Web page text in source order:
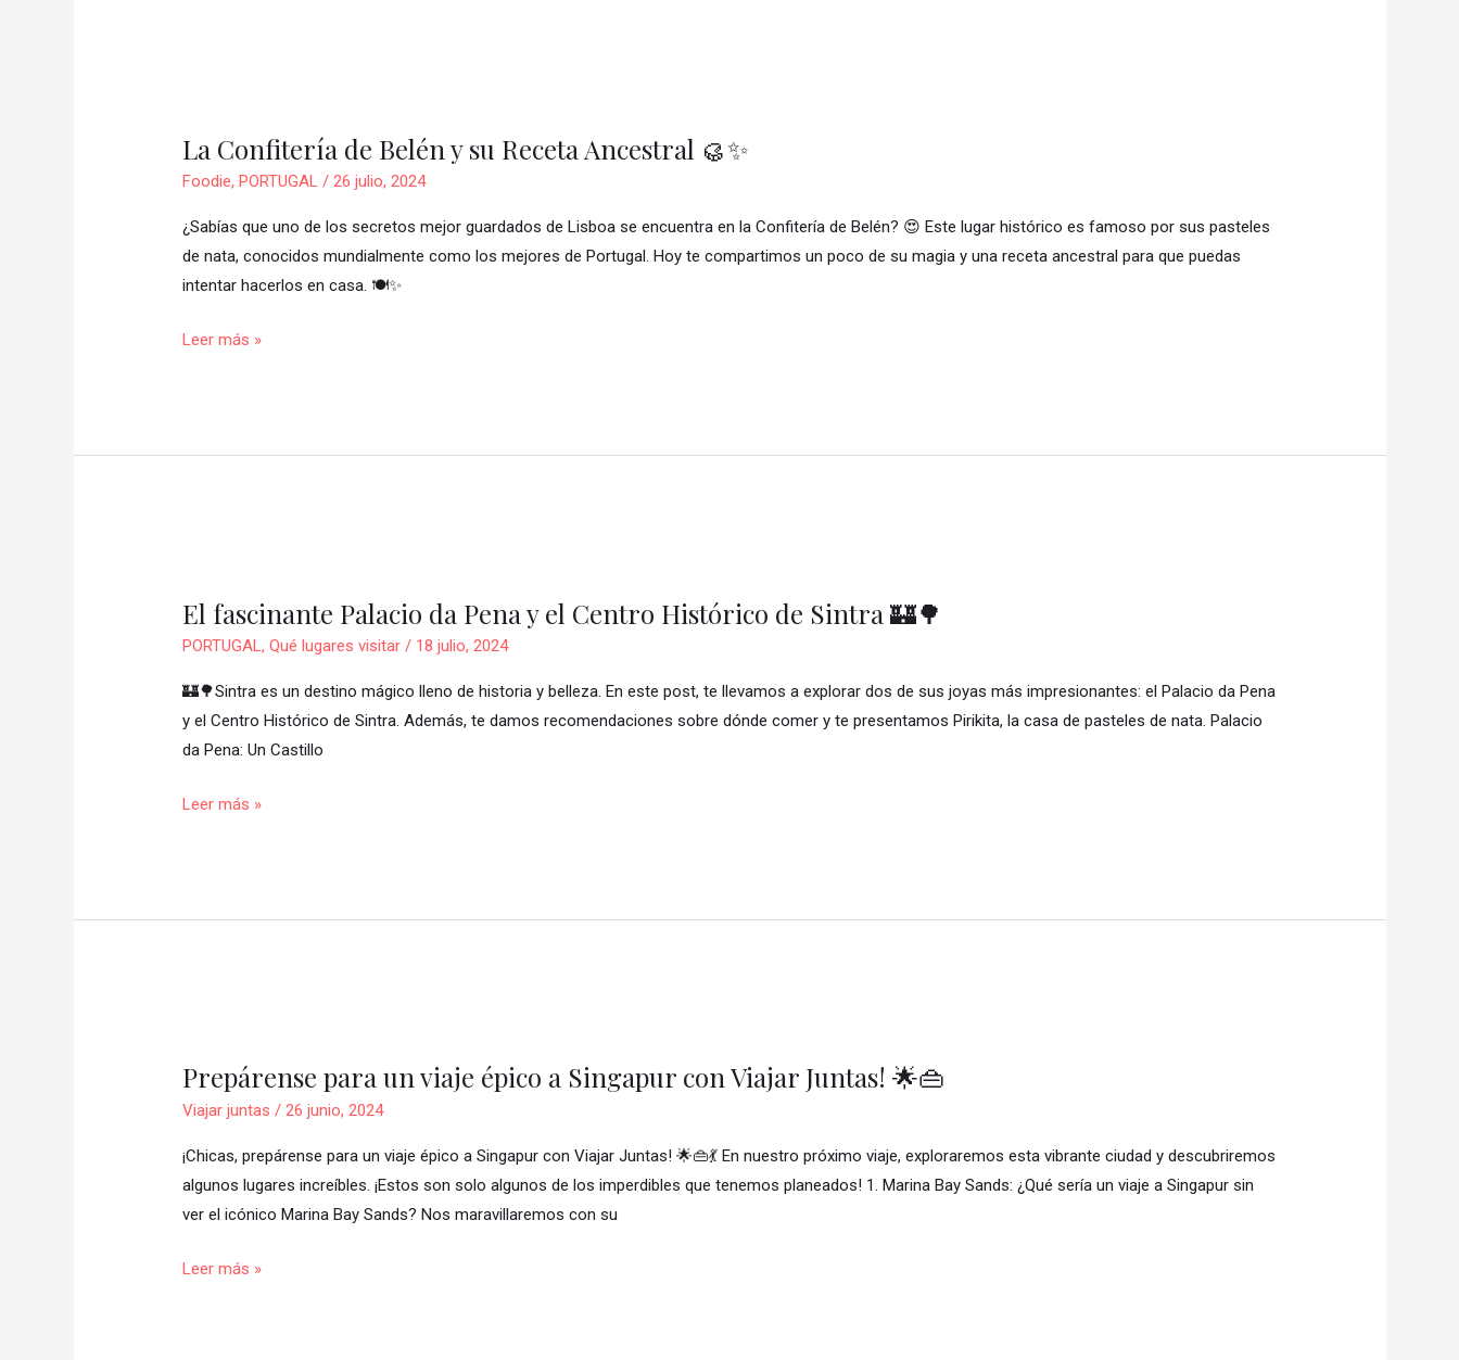
La Confitería de Belén y su Receta Ancestral 🥮✨
Foodie, PORTUGAL/ 26 julio, 2024
¿Sabías que uno de los secretos mejor guardados de Lisboa se encuentra en la Confitería de Belén? 😍 Este lugar histórico es famoso por sus pasteles
de nata, conocidos mundialmente como los mejores de Portugal. Hoy te compartimos un poco de su magia y una receta ancestral para que puedas
intentar hacerlos en casa. 🍽️✨
de
Belén
su
Receta
Ancestral
Leer más »
El fascinante Palacio da Pena y el Centro Histórico de Sintra 🏰🌳
PORTUGAL, Qué lugares visitar/ 18 julio, 2024
🏰🌳Sintra es un destino mágico lleno de historia y belleza. En este post, te llevamos a explorar dos de sus joyas más impresionantes: el Palacio da Pena
y el Centro Histórico de Sintra. Además, te damos recomendaciones sobre dónde comer y te presentamos Pirikita, la casa de pasteles de nata. Palacio
da Pena: Un Castillo
Palacio
da
y
el
Centro
Leer más »
Prepárense para un viaje épico a Singapur con Viajar Juntas! 🌟👜
Viajar juntas / 26 junio, 2024
¡Chicas, prepárense para un viaje épico a Singapur con Viajar Juntas! 🌟👜💃 En nuestro próximo viaje, exploraremos esta vibrante ciudad y descubriremos
algunos lugares increíbles. ¡Estos son solo algunos de los imperdibles que tenemos planeados! 1. Marina Bay Sands: ¿Qué sería un viaje a Singapur sin
ver el icónico Marina Bay Sands? Nos maravillaremos con su
un
viaje
a
Singapur
con
Leer más »